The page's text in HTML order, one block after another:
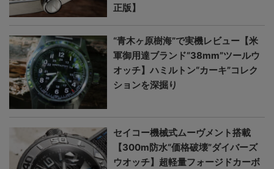
正版】
“青木ヶ原樹海”で実機レビュー【米
軍御用達ブランド“38mm”ツールウ
オッチ】ハミルトン“カーキ”コレク
ションを深掘り
セイコー機械式ムーヴメント搭載
【300m防水“価格破壊”ダイバーズ
ウオッチ】超軽量フォージドカーボ